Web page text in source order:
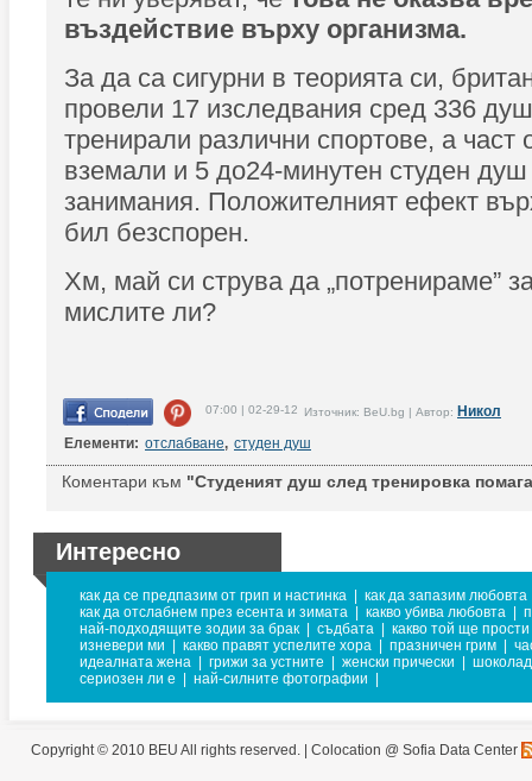
въздействие върху организма.
За да са сигурни в теорията си,
провели 17 изследвания сред 336
тренирали различни спортове, а част
вземали и 5 до24-минутен студен душ
занимания. Положителният ефект
бил безспорен.
Хм, май си струва да „потренираме”
мислите ли?
07:00 | 02-29-12 Източник: BeU.bg | Автор: Никол
Елементи: отслабване, студен душ
Коментари към "Студеният душ след тренировка
Интересно
как да се предпазим от грип и настинка
как да запазим любовта
как да отслабнем през есента и зимата
какво убива любовта
най-подходящите зодии за брак
съдбата
какво той ще прости
изневери ми
какво правят успелите хора празничен грим
идеалната жена
грижи за устните женски прически
сериозен ли е
най-силните фотографии
Copyright © 2010 BEU All rights reserved. | Colocation @ Sofia Data Center